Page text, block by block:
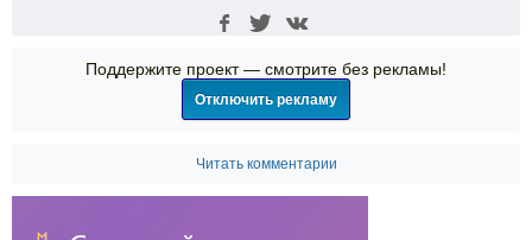
Поддержите проект — смотрите без рекламы!
Отключить рекламу
Читать комментарии